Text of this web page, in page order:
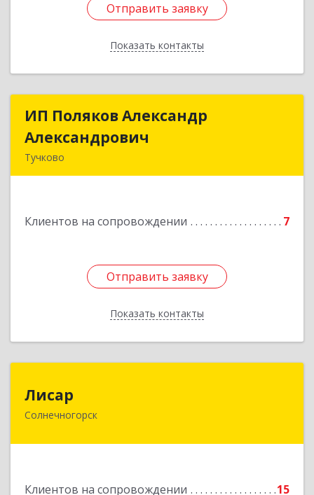
Отправить заявку
Показать контакты
Отправить заявку
Назад
ИП Поляков Александр
Александрович
Тучково
Клиентов на сопровождении 7
Отправить заявку
Показать контакты
ИП Поляков Александр
Подробнее
Отправить заявку
Назад
Лисар
Солнечногорск
Клиентов на сопровождении
15
141551, Московская обл, Солнечногорский р-н,
Подробнее